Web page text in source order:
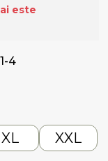
este
4
XL XXL